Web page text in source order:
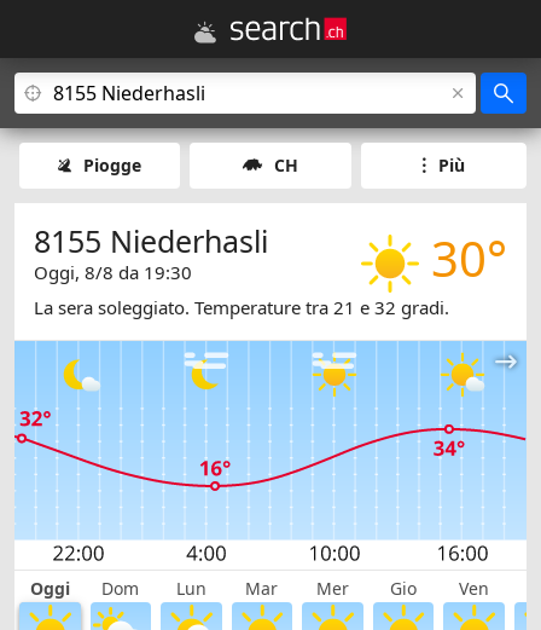
Piogge CH Più
30°
8155 Niederhasli
Oggi, 8/8 da 19:30
La sera soleggiato. Temperature tra 21 e 32 gradi.
Oggi Dom Lun Mar Mer Gio Ven